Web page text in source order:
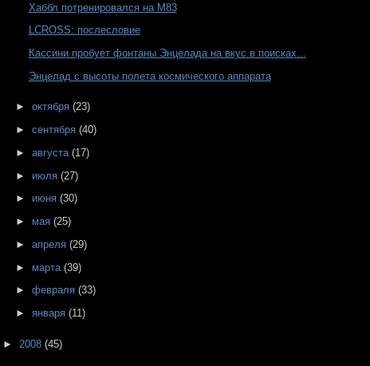
Хаббл потренировался на М83
LCROSS: послесловие
Кассини пробует фонтаны Энцелада на вкус в поисках...
Энцелад с высоты полета космического аппарата
► октября (23)
► сентября (40)
► августа (17)
► июля (27)
► июня (30)
► мая (25)
► апреля (29)
► марта (39)
► февраля (33)
► января (11)
► 2008(45)